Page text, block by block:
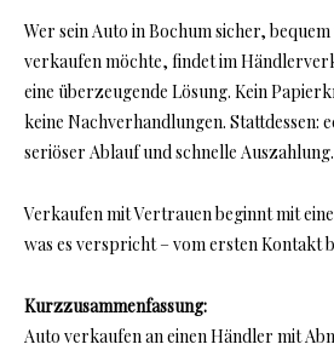
Wer sein Auto in Bochum sicher,
verkaufen möchte, findet im
eine überzeugende Lösung. Kein
keine Nachverhandlungen. Stattdessen:
seriöser Ablauf und schnelle Auszahlung.
Verkaufen mit Vertrauen beginnt mit
was es verspricht – vom ersten Kontakt
Kurzzusammenfassung:
Auto verkaufen an einen Händler mit